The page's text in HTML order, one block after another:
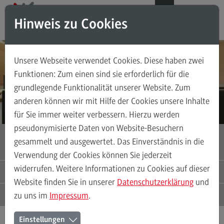
Direkt zum Inhalt
Direkt zum Hauptmenu
Direkt zum Footer
Suchen
ISoG BW
Über uns
Entstehung
Governance ISoG BW
Angebot
Executive Programme Intersectoral Governance
Wo Führungskräfte aus Staat, Wirtschaft
und Zivilgesellschaft interdisziplinär lernen
Für das Executive Programme bewerben
EXECUTIVE PROGRAMME INTERSECTORAL
AKTUELLES UND VERANSTALTUNGEN
ANSPRECHPERSONEN
Hinweis zu Cookies
Unsere Webseite verwendet Cookies. Diese haben zwei
Funktionen: Zum einen sind sie erforderlich für die
grundlegende Funktionalität unserer Website. Zum
anderen können wir mit Hilfe der Cookies unsere Inhalte
für Sie immer weiter verbessern. Hierzu werden
pseudonymisierte Daten von Website-Besuchern
gesammelt und ausgewertet. Das Einverständnis in die
Verwendung der Cookies können Sie jederzeit
widerrufen. Weitere Informationen zu Cookies auf dieser
Website finden Sie in unserer Datenschutzerklärung und
zu uns im Impressum.
Einstellungen